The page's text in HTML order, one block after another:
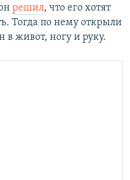
решил, что его хотят
Тогда по нему открыли
в живот, ногу и руку.